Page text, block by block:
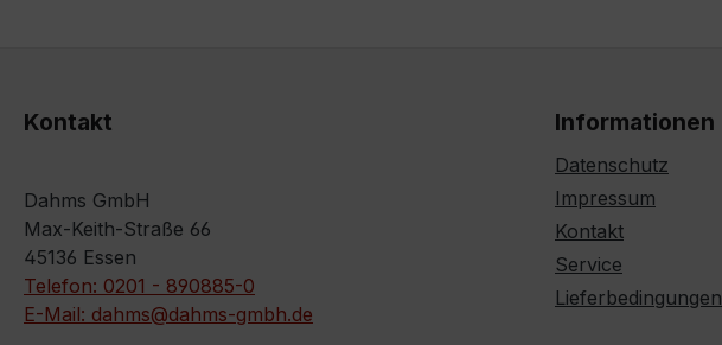
Kontakt
Dahms GmbH
Max-Keith-Straße 66
45136 Essen
Telefon: 0201 - 890885-0
E-Mail: dahms@dahms-gmbh.de
Informationen
Datenschutz
Impressum
Kontakt
Service
Lieferbedingungen